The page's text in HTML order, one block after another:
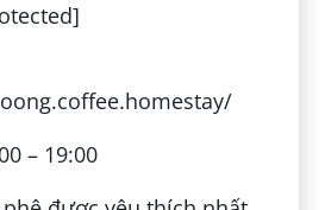
– 19:00